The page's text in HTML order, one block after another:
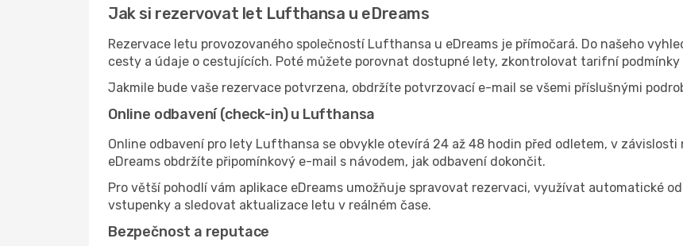
Jak si rezervovat let Lufthansa u eDreams
Rezervace letu provozovaného společností Lufthansa u eDreams je přímočará. Do našeho
cesty a údaje o cestujících. Poté můžete porovnat dostupné lety, zkontrolovat tarifní
Jakmile bude vaše rezervace potvrzena, obdržíte potvrzovací e-mail se všemi příslušnými
Online odbavení (check-in) u Lufthansa
Online odbavení pro lety Lufthansa se obvykle otevírá 24 až 48 hodin před odletem, v
eDreams obdržíte připomínkový e-mail s návodem, jak odbavení dokončit.
Pro větší pohodlí vám aplikace eDreams umožňuje spravovat rezervaci, využívat automatické
vstupenky a sledovat aktualizace letu v reálném čase.
Bezpečnost a reputace